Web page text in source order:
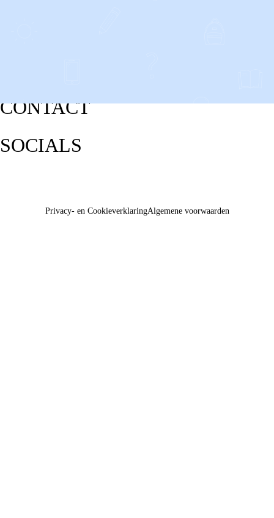
CONTACT
SOCIALS
Privacy- en CookieverklaringAlgemene voorwaarden